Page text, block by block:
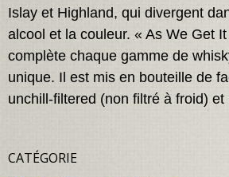
Islay et Highland, qui divergent
alcool et la couleur. « As We Get
complète chaque gamme de
unique. Il est mis en bouteille de
unchill-filtered (non filtré à froid) et
CATÉGORIE